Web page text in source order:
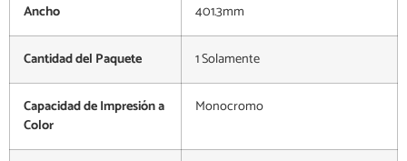
Ancho 401.3mm
Cantidad del Paquete 1 Solamente
Capacidad de Impresión a
Color
Monocromo